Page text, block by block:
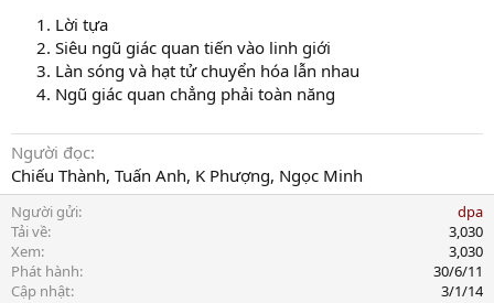
Lời tựa
Siêu ngũ giác quan tiến vào linh giới
Làn sóng và hạt tử chuyển hóa lẫn nhau
Ngũ giác quan chẳng phải toàn năng
Người đọc
Chiếu Thành, Tuấn Anh, K Phượng, Ngọc Minh
Người gửi
dpa
Tải về
3,030
Xem
3,030
Phát hành
30/6/11
Cập nhật
3/1/14